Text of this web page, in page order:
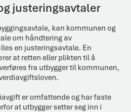
justeringsavtaler
kan kommunen og
om håndtering av
en justeringsavtale. En
at retten eller plikten til å
fra utbygger til kommunen,
er omfattende og har faste
at utbygger setter seg inn i